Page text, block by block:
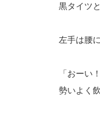
黒タイツ
左手は腰
「おーい
勢いよく